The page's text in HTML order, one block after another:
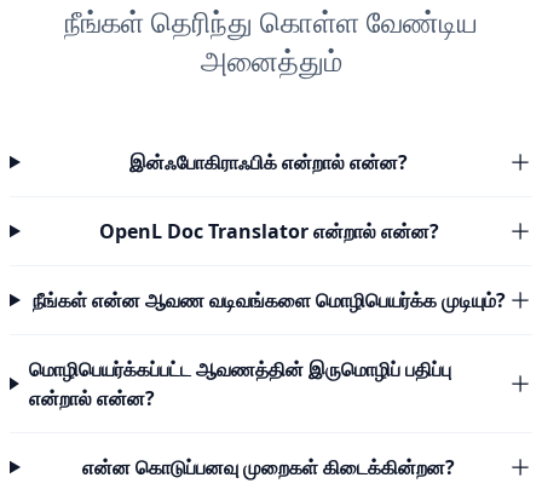
நீங்கள் தெரிந்து கொள்ள வேண்டிய
அனைத்தும்
இன்ஃபோகிராஃபிக் என்றால் என்ன?
OpenL Doc Translator என்றால் என்ன?
நீங்கள் என்ன ஆவண வடிவங்களை மொழிபெயர்க்க முடியும்?
மொழிபெயர்க்கப்பட்ட ஆவணத்தின் இருமொழிப் பதிப்பு
என்றால் என்ன?
என்ன கொடுப்பனவு முறைகள் கிடைக்கின்றன?